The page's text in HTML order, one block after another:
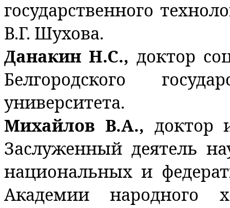
государственного
В.Г. Шухова.
Данакин Н.С., доктор
Белгородского
университета.
Михайлов В.А., доктор
Заслуженный деятель
национальных и
Академии народного